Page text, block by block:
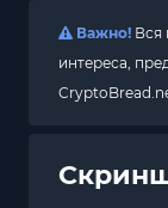
Важно! Вся
интереса,